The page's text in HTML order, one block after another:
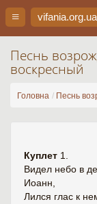
vifania.org.ua
Песнь
воскресный
Головна Песнь
Куплет 1.
Видел небо в
Иоанн,
Лился глас к